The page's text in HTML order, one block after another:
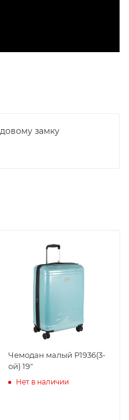
замку
Чемодан малый Р1936(3-
ой) 19"
Нет в наличии